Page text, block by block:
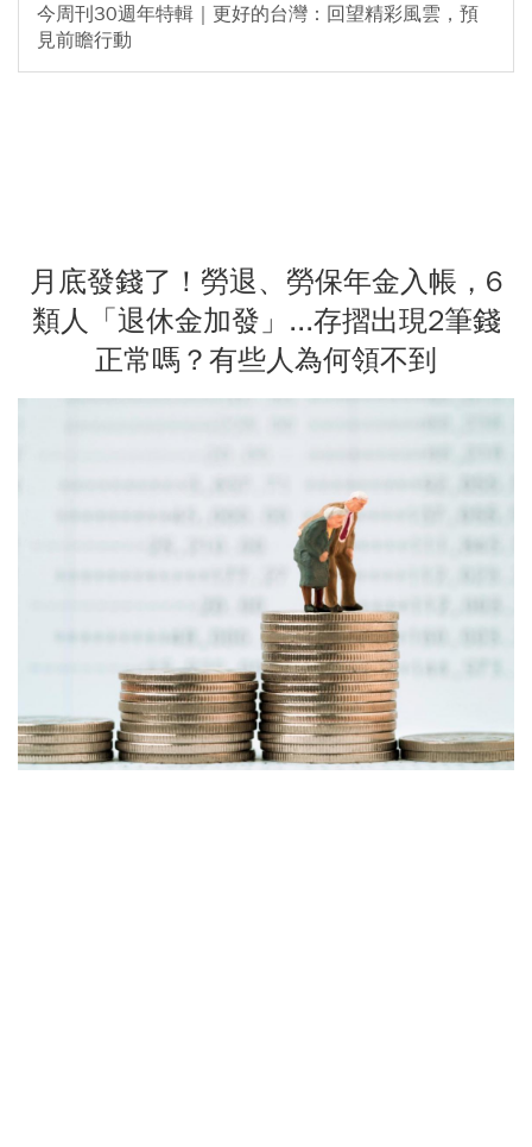
今周刊30週年特輯｜更好的台灣：回望精彩風雲，預
見前瞻行動
月底發錢了！勞退、勞保年金入帳，6
類人「退休金加發」...存摺出現2筆錢
正常嗎？有些人為何領不到